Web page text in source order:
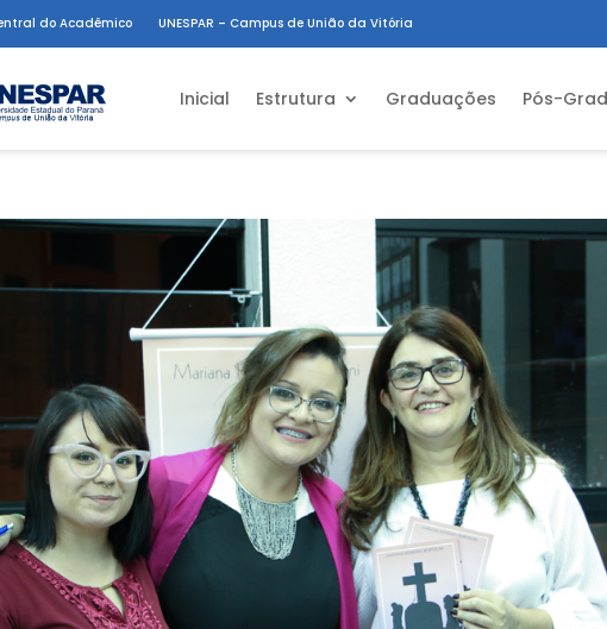
do Acadêmico UNESPAR – Campus de União da Vitória
Inicial Estrutura Graduações Pós-